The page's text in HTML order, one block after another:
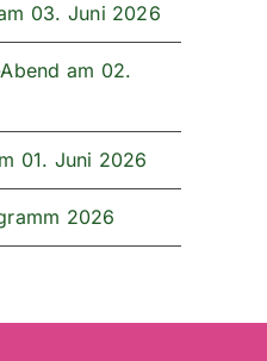
03. Juni 2026
am 02.
01. Juni 2026
2026